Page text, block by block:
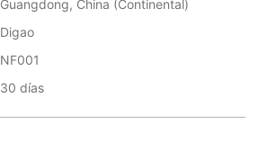
Guangdong, China (Continental)
Digao
NF001
30 días